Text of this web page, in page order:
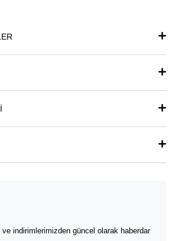
ve indirimlerimizden güncel olarak haberdar